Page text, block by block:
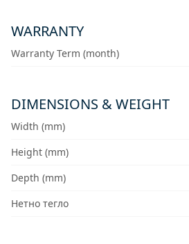
WARRANTY
Warranty Term (month)
DIMENSIONS & WEIGHT
Width (mm)
Height (mm)
Depth (mm)
Нетно тегло